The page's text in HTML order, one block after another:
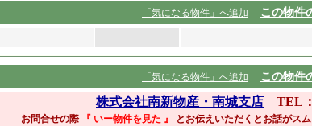
「気になる物件」へ追加 この物件
「気になる物件」へ追加 この物件
株式会社南新物産・南城支店 TEL：
お問合せの際 『 いー物件を見た 』 とお伝えいただくとお話がスム